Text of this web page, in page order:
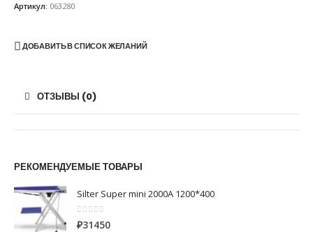
Артикул: 063280
ДОБАВИТЬ В СПИСОК ЖЕЛАНИЙ
ОТЗЫВЫ (0)
РЕКОМЕНДУЕМЫЕ ТОВАРЫ
Silter Super mini 2000A 1200*400
0из 5
₽31450